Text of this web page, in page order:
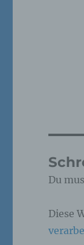
Du
Diese